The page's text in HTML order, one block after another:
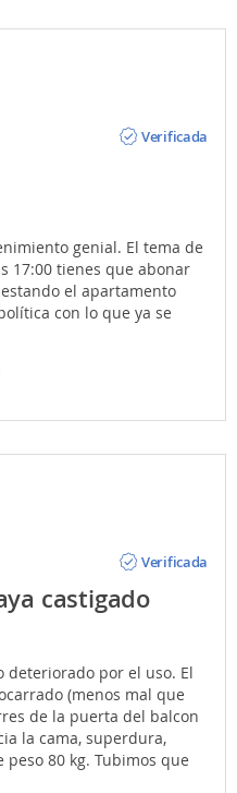
Verificada
genial. El tema de
17:00 tienes que abonar
el apartamento
con lo que ya se
Verificada
castigado
deteriorado por el uso. El
(menos mal que
de la puerta del balcon
la cama, superdura,
80 kg. Tubimos que